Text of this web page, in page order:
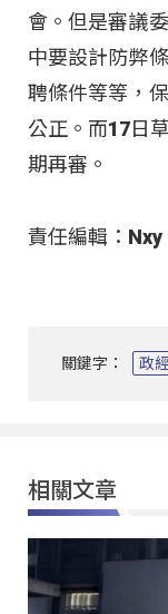
會。但是審議
中要設計防弊
聘條件等等，
公正。而17日
期再審。
責任編輯：Nxy
關鍵字： 政
相關文章